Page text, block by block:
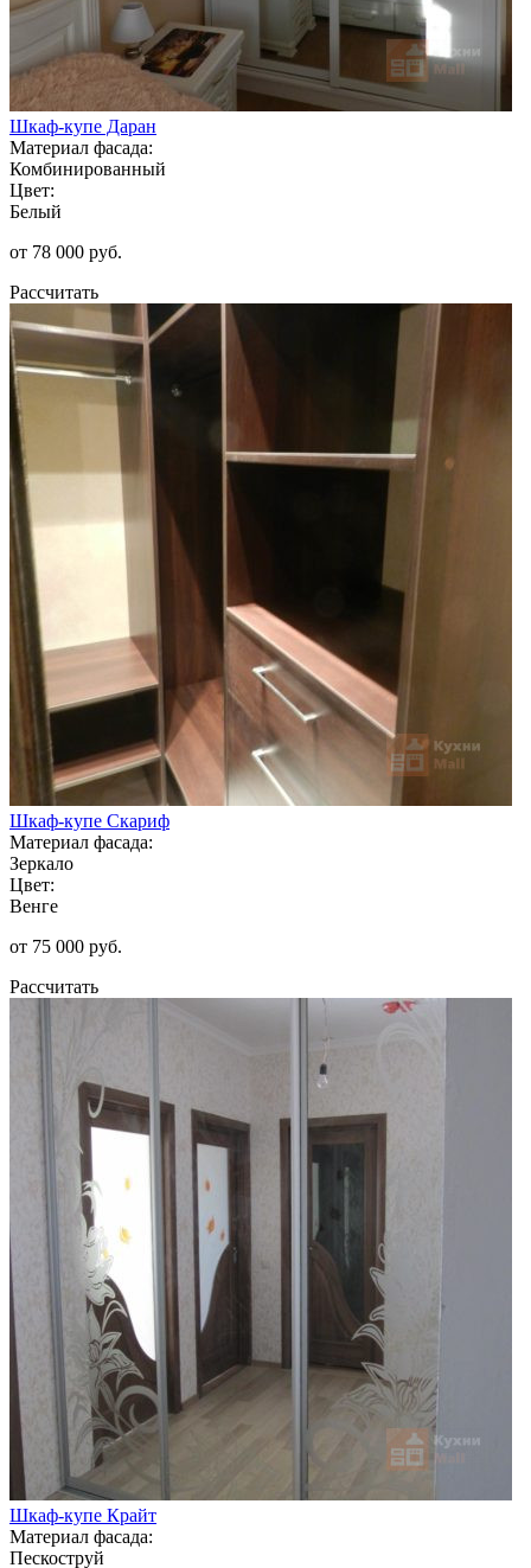
Шкаф-купе Даран
Материал фасада:
Комбинированный
Цвет:
Белый
от 78 000 руб.
Рассчитать
Шкаф-купе Скариф
Материал фасада:
Зеркало
Цвет:
Венге
от 75 000 руб.
Рассчитать
Шкаф-купе Крайт
Материал фасада:
Пескоструй